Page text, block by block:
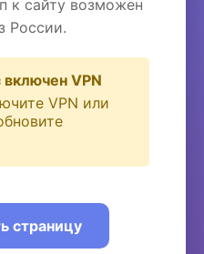
к сайту возможен
России.
VPN
VPN или
страницу